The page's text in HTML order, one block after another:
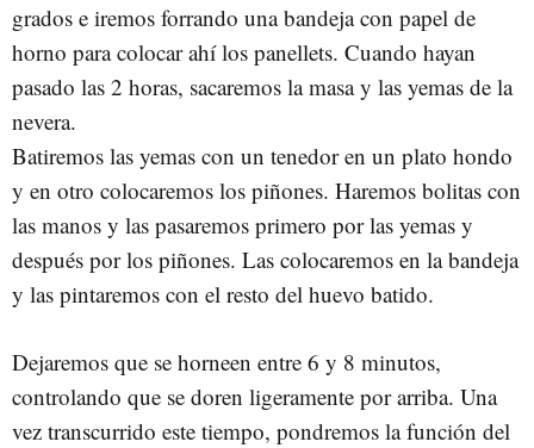
grados e iremos forrando una bandeja con papel de
horno para colocar ahí los panellets. Cuando hayan
pasado las 2 horas, sacaremos la masa y las yemas de la
nevera.
Batiremos las yemas con un tenedor en un plato hondo
y en otro colocaremos los piñones. Haremos bolitas con
las manos y las pasaremos primero por las yemas y
después por los piñones. Las colocaremos en la bandeja
y las pintaremos con el resto del huevo batido.
Dejaremos que se horneen entre 6 y 8 minutos,
controlando que se doren ligeramente por arriba. Una
vez transcurrido este tiempo, pondremos la función del